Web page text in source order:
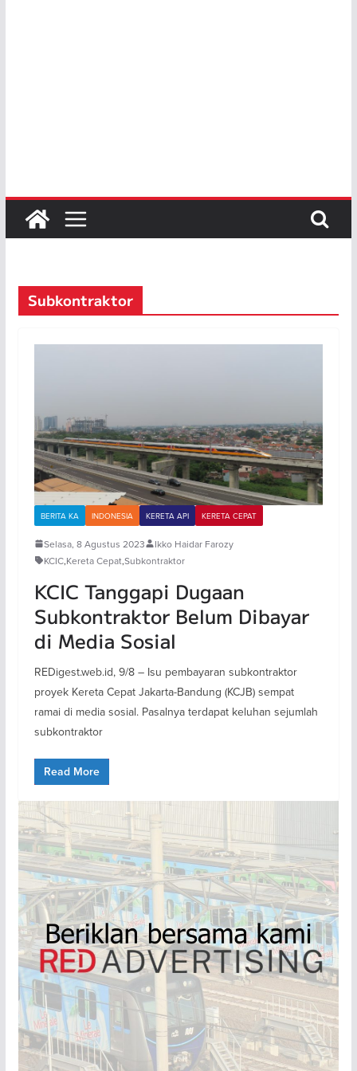
Subkontraktor
BERITA KA INDONESIA KERETA API KERETA CEPAT
Selasa, 8 Agustus 2023
Ikko Haidar Farozy
KCIC,Kereta Cepat,Subkontraktor
KCIC Tanggapi Dugaan
Subkontraktor Belum Dibayar
di Media Sosial
REDigest.web.id, 9/8 – Isu pembayaran subkontraktor
proyek Kereta Cepat Jakarta-Bandung (KCJB) sempat
ramai di media sosial. Pasalnya terdapat keluhan sejumlah
subkontraktor
Read More